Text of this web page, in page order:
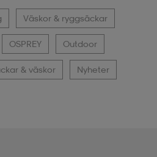
Väskor & ryggsäckar
OSPREY Outdoor
& väskor Nyheter